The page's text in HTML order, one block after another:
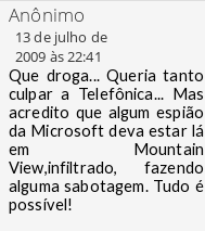
Anônimo
13 de julho de
2009 às 22:41
Que droga... Queria tanto
culpar a Telefônica... Mas
acredito que algum espião
da Microsoft deva estar lá
em Mountain
View,infiltrado, fazendo
alguma sabotagem. Tudo é
possível!